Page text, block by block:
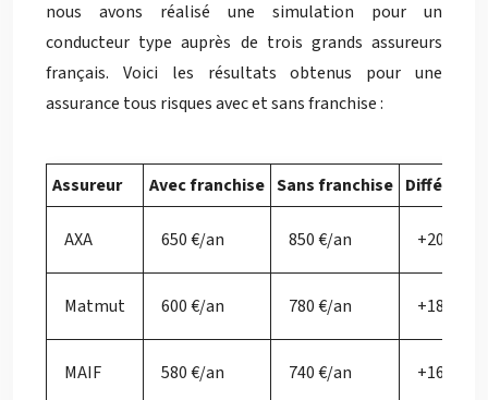
nous avons réalisé une simulation pour un
conducteur type auprès de trois grands assureurs
français. Voici les résultats obtenus pour une
assurance tous risques avec et sans franchise :
Assureur Avec franchise Sans franchise Différence
AXA 650 €/an 850 €/an +200 €
Matmut 600 €/an 780 €/an +180 €
MAIF 580 €/an 740 €/an +160 €